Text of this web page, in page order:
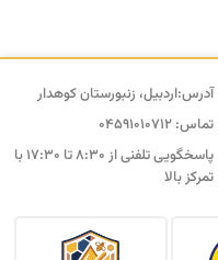
آدرس:اردبیل، زنبورستان کوهدار
تماس: 04591010712
پاسخگویی تلفنی از ۸:۳۰ تا ۱۷:۳۰ با
تمرکز بالا